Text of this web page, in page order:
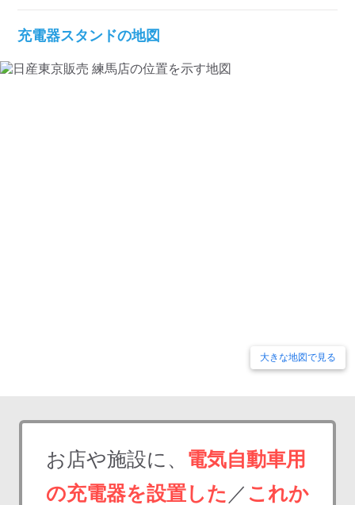
充電器スタンドの地図
大きな地図で見る
お店や施設に、 電気自動車用
の充電器を設置した ／ これか